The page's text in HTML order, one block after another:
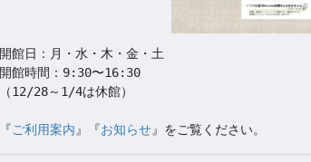
開館日：月・水・木・金・土
開館時間：9:30〜16:30
（12/28～1/4は休館）
『ご利用案内』『お知らせ